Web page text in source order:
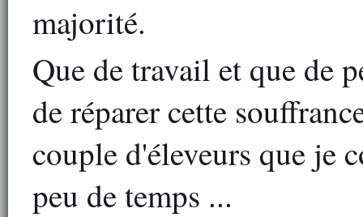
majorité.
Que de travail et que de
de réparer cette
couple d'éleveurs que je
peu de temps ...